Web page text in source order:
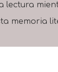
lectura
memoria